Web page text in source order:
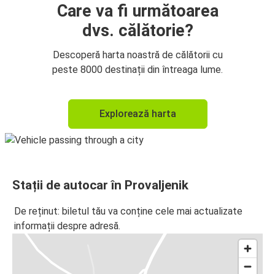
Care va fi următoarea
dvs. călătorie?
Descoperă harta noastră de călătorii cu
peste 8000 destinații din întreaga lume.
Explorează harta
Stații de autocar în Provaljenik
De reținut: biletul tău va conține cele mai actualizate
informații despre adresă.